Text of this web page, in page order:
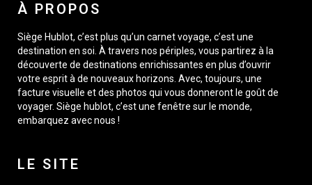
À PROPOS
Siège Hublot, c’est plus qu’un carnet voyage, c’est une
destination en soi. À travers nos périples, vous partirez à la
découverte de destinations enrichissantes en plus d’ouvrir
votre esprit à de nouveaux horizons. Avec, toujours, une
facture visuelle et des photos qui vous donneront le goût de
voyager. Siège hublot, c’est une fenêtre sur le monde,
embarquez avec nous !
LE SITE